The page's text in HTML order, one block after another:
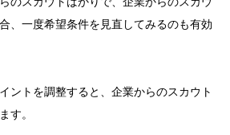
、一度希望条件を見直してみるのも有効
ントを調整すると、企業からのスカウト
す。